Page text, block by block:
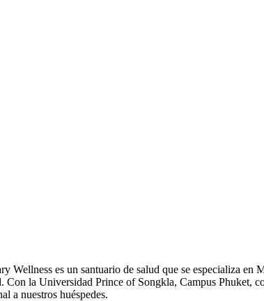
Wellness es un santuario de salud que se especializa
Con la Universidad Prince of Songkla, Campus
a nuestros huéspedes.